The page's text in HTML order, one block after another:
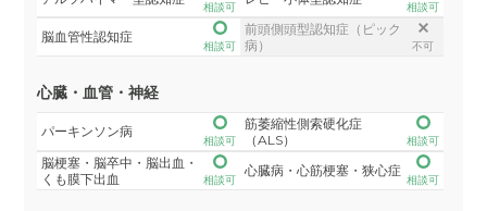
相談可 相談可
脳血管性認知症
相談可
前頭側頭型認知症（ピック
病）
不可
心臓・血管・神経
パーキンソン病
相談可
筋萎縮性側索硬化症
（ALS）
相談可
脳梗塞・脳卒中・脳出血・
くも膜下出血
相談可
心臓病・心筋梗塞・狭心症
相談可